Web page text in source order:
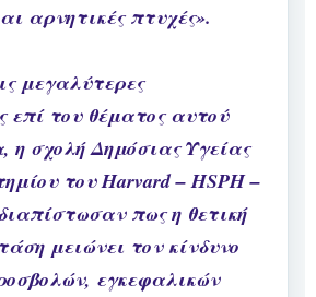
αρνητικές πτυχές».
μεγαλύτερες
επί του θέματος αυτού
η σχολή Δημόσιας Υγείας
του Harvard – HSPH –
πως η θετική
μειώνει τον κίνδυνο
εγκεφαλικών